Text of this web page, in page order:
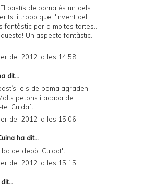
pastís de poma és un dels
i trobo que l'invent del
fantàstic per a moltes tartes...
Un aspecte fantàstic.
del 2012, a les 14:58
dit...
els de poma agraden
petons i acaba de
Cuida´t.
del 2012, a les 15:06
ha dit...
de debò! Cuidat't!
del 2012, a les 15:15